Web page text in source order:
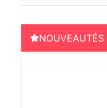
NOUVEAUTÉS